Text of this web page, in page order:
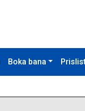
Boka bana